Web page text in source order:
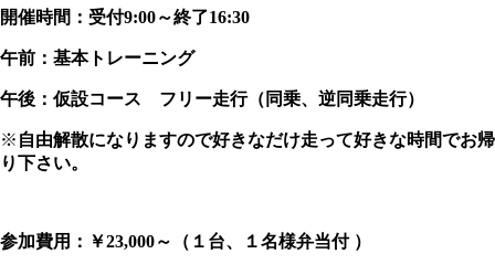
開催時間：受付9:00～終了16:30
午前：基本トレーニング
午後：仮設コース フリー走行（同乗、逆同乗走行）
※ 自由解散になりますので好きなだけ走って好きな時間でお帰
り下さい。
参加費用：￥23,000～（１台、１名様弁当付 ）